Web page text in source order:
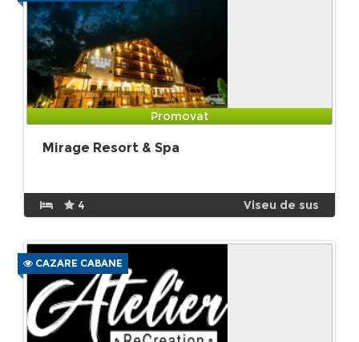
Promovat
Mirage Resort & Spa
4 Viseu de sus
CAZARE CABANE